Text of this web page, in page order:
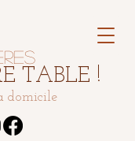
TABLE !
domicile